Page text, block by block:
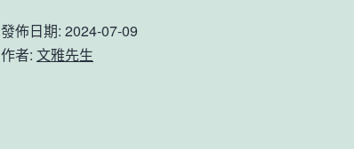
發佈日期: 2024-07-09
作者: 文雅先生